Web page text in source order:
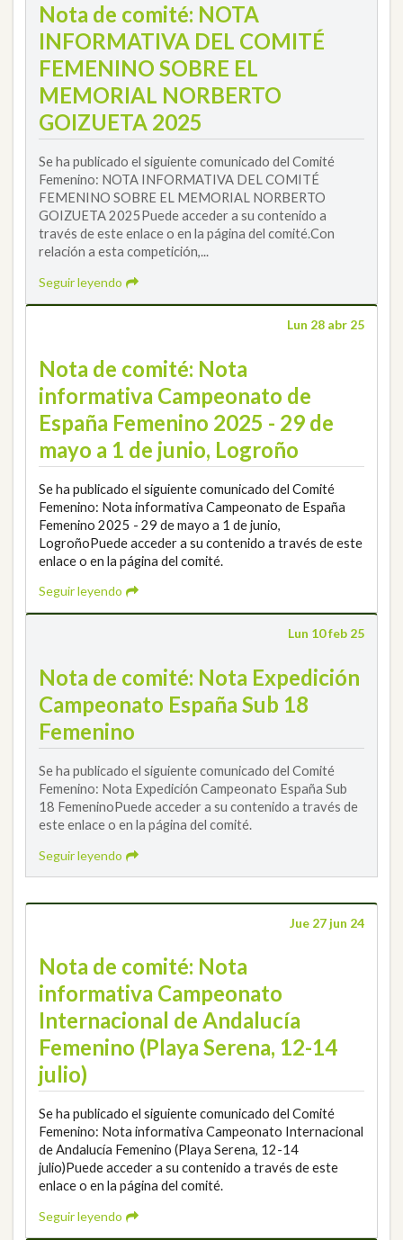
Nota de comité: NOTA
INFORMATIVA DEL COMITÉ
FEMENINO SOBRE EL
MEMORIAL NORBERTO
GOIZUETA 2025
Se ha publicado el siguiente comunicado del Comité
Femenino: NOTA INFORMATIVA DEL COMITÉ
FEMENINO SOBRE EL MEMORIAL NORBERTO
GOIZUETA 2025Puede acceder a su contenido a
través de este enlace o en la página del comité.Con
relación a esta competición,...
Seguir leyendo
Lun 28 abr 25
Nota de comité: Nota
informativa Campeonato de
España Femenino 2025 - 29 de
mayo a 1 de junio, Logroño
Se ha publicado el siguiente comunicado del Comité
Femenino: Nota informativa Campeonato de España
Femenino 2025 - 29 de mayo a 1 de junio,
LogroñoPuede acceder a su contenido a través de este
enlace o en la página del comité.
Seguir leyendo
Lun 10 feb 25
Nota de comité: Nota Expedición
Campeonato España Sub 18
Femenino
Se ha publicado el siguiente comunicado del Comité
Femenino: Nota Expedición Campeonato España Sub
18 FemeninoPuede acceder a su contenido a través de
este enlace o en la página del comité.
Seguir leyendo
Jue 27 jun 24
Nota de comité: Nota
informativa Campeonato
Internacional de Andalucía
Femenino (Playa Serena, 12-14
julio)
Se ha publicado el siguiente comunicado del Comité
Femenino: Nota informativa Campeonato Internacional
de Andalucía Femenino (Playa Serena, 12-14
julio)Puede acceder a su contenido a través de este
enlace o en la página del comité.
Seguir leyendo